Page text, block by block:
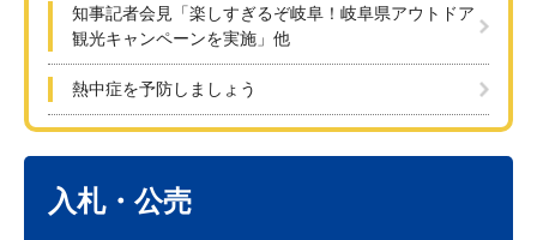
知事記者会見「楽しすぎるぞ岐阜！岐阜県アウトドア
観光キャンペーンを実施」他
熱中症を予防しましょう
入札・公売